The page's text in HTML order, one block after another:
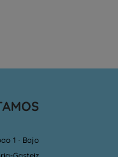
1 · Bajo